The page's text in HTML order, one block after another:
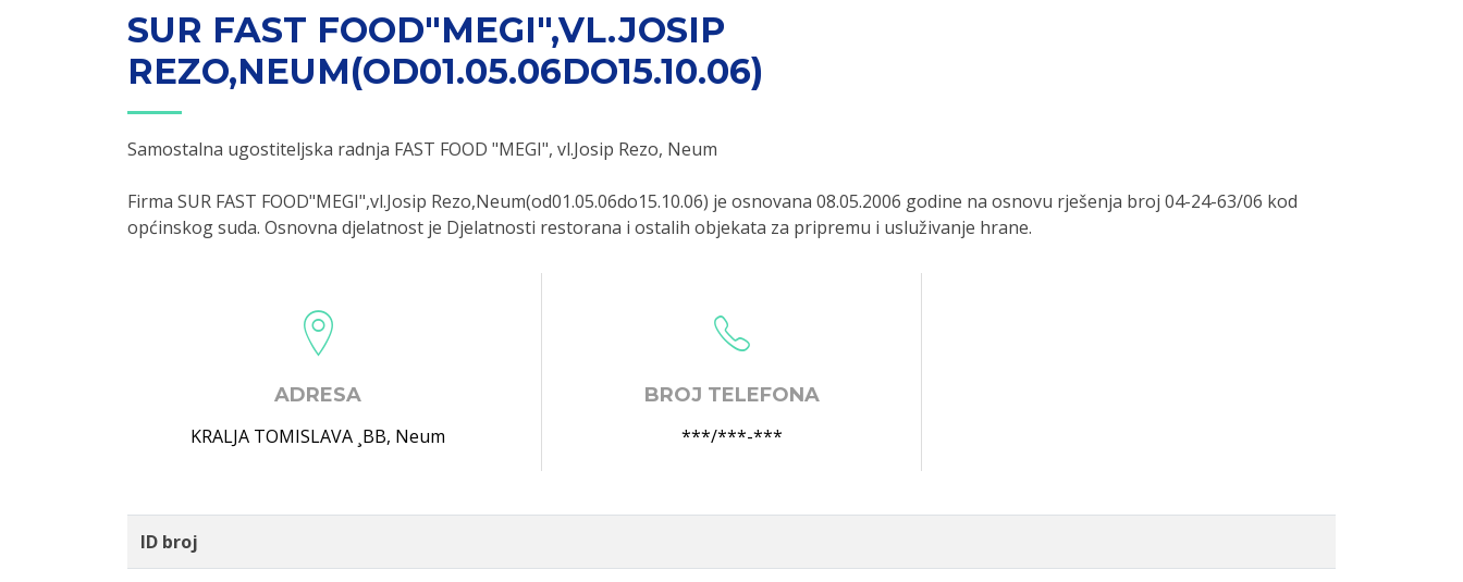
SUR FAST FOOD"MEGI",VL.JOSIP
REZO,NEUM(OD01.05.06DO15.10.06)
Samostalna ugostiteljska radnja FAST FOOD "MEGI", vl.Josip Rezo, Neum
Firma SUR FAST FOOD"MEGI",vl.Josip Rezo,Neum(od01.05.06do15.10.06) je osnovana 08.05.2006 godine na osnovu rješenja broj 04-24-63/06 kod
općinskog suda. Osnovna djelatnost je Djelatnosti restorana i ostalih objekata za pripremu i usluživanje hrane.
ADRESA
KRALJA TOMISLAVA ¸BB, Neum
BROJ TELEFONA
***/***-***
ID broj